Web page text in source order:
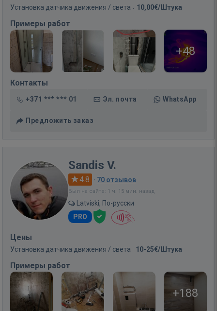
Установка датчика движения / света 10,00€/Штука
Примеры работ
+48
Контакты
+371 *** *** 01 Эл. почта WhatsApp
Предложить заказ
Sandis V.
4.8 · 70 отзывов
Был на сайте: 1 ч. 15 мин. назад
Latviski, По-русски
PRO
Цены
Установка датчика движения / света 10-25€/Штука
Примеры работ
+188